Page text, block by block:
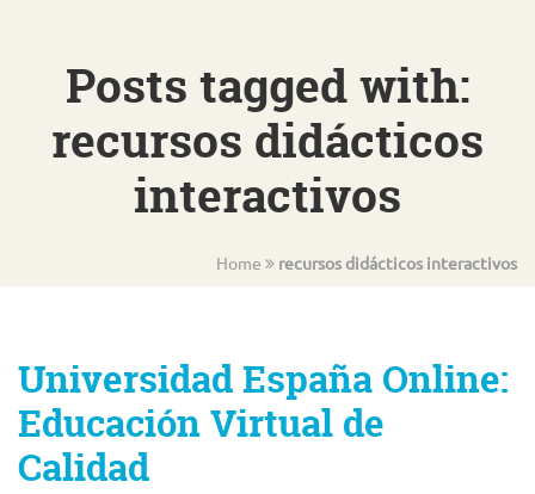
Posts tagged with:
recursos didácticos
interactivos
Home recursos didácticos interactivos
Universidad España Online:
Educación Virtual de
Calidad